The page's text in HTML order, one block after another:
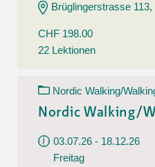
Brüglingerstrasse 113,
CHF 198.00
22 Lektionen
Nordic Walking/
Nordic Walking/
03.07.26 - 18.12.26
Freitag